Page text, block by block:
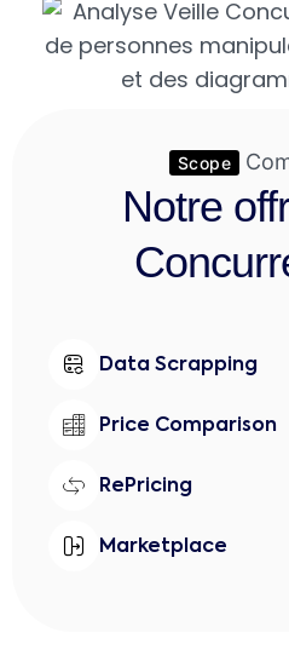
Scope
Notre
Data Scrapping
Price Comparison
RePricing
Marketplace